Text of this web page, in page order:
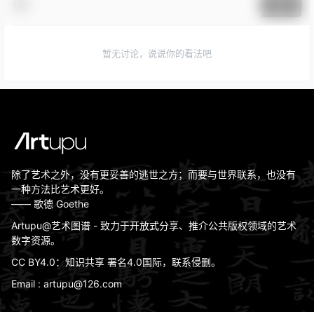
暂无讨论，说说你的看法吧
除了艺术之外，没有更妥善的逃世之方；而要与世界联系，也没有
一种方法比艺术更好。
—— 歌德 Goethe
Artupu@艺术图谱 - 致力于开放式分享、推介公共版权领域的艺术
数字资源。
CC BY4.0：知识共享 署名4.0国际，联系侵删。
Email : artupu@126.com